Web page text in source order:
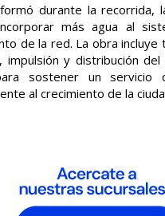
durante la recorrida,
más agua al
de la red. La obra incluye
impulsión y distribución
sostener un servicio
al crecimiento de la